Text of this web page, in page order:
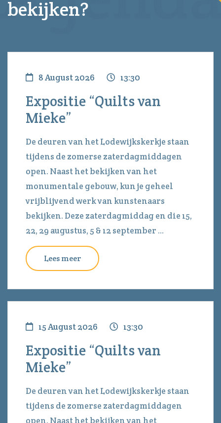
bekijken?
8 August 2026 13:30
Expositie “Quilts van
Mieke”
De deuren van het Lodewijkskerkje staan
tijdens de zomerse zaterdagmiddagen
open. Naast het bekijken van het
monumentale gebouw, kun je geheel
vrijblijvend werk van kunstenaars
bekijken. Deze zaterdagmiddag en die 15,
22, 29 augustus, 5 & 12 september ...
Lees meer
15 August 2026 13:30
Expositie “Quilts van
Mieke”
De deuren van het Lodewijkskerkje staan
tijdens de zomerse zaterdagmiddagen
open. Naast het bekijken van het